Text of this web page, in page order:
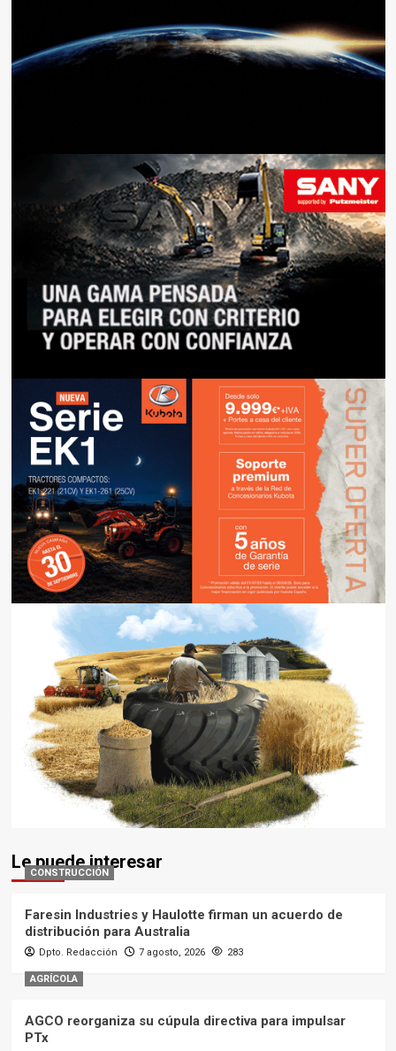
Le puede interesar
CONSTRUCCIÓN
Faresin Industries y Haulotte firman un acuerdo de
distribución para Australia
Dpto. Redacción 7 agosto, 2026 283
AGRÍCOLA
AGCO reorganiza su cúpula directiva para impulsar
PTx